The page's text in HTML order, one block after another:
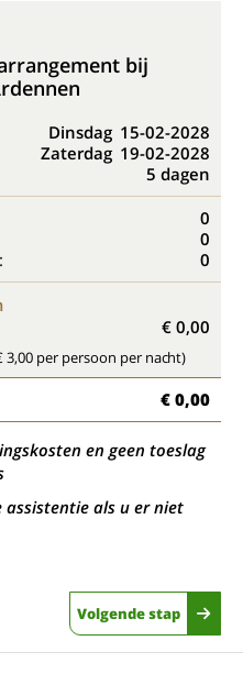
bij
Dinsdag 15-02-2028
Zaterdag 19-02-2028
5 dagen
0
0
0
€ 0,00
3,00 per persoon per nacht)
€ 0,00
en geen toeslag
assistentie als u er niet
Volgende stap